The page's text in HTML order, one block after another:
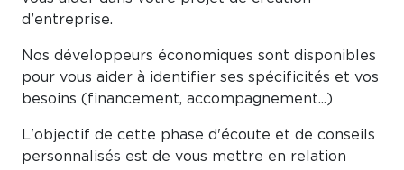
d’entreprise.
Nos développeurs économiques sont disponibles
pour vous aider à identifier ses spécificités et vos
besoins (financement, accompagnement...)
L'objectif de cette phase d'écoute et de conseils
personnalisés est de vous mettre en relation